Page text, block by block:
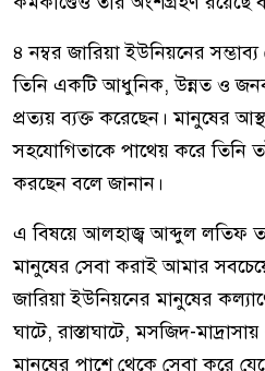
৪ নম্বর জারিয়া ইউনিয়নের সম্ভাব্য
তিনি একটি আধুনিক, উন্নত ও
প্রত্যয় ব্যক্ত করেছেন। মানুষের
সহযোগিতাকে পাথেয় করে তিনি
করছেন বলে জানান।
এ বিষয়ে আলহাজ্ব আব্দুল লতিফ
মানুষের সেবা করাই আমার
জারিয়া ইউনিয়নের মানুষের
ঘাটে, রাস্তাঘাটে, মসজিদ-
মানুষের পাশে থেকে সেবা করে